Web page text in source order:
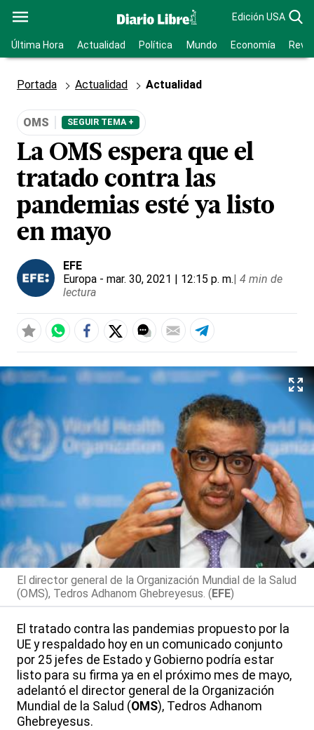
Edición USA
Última Hora Actualidad Política Mundo Economía
Portada Actualidad Actualidad
OMS SEGUIR TEMA +
La OMS espera que el
tratado contra las
pandemias esté ya listo
en mayo
EFE
Europa - mar. 30, 2021 | 12:15 p. m.| 4 min de
lectura
El director general de la Organización Mundial de la Salud
(OMS), Tedros Adhanom Ghebreyesus. (EFE)
El tratado contra las pandemias propuesto por la
UE y respaldado hoy en un comunicado conjunto
por 25 jefes de Estado y Gobierno podría estar
listo para su firma ya en el próximo mes de mayo,
adelantó el director general de la Organización
Mundial de la Salud (OMS), Tedros Adhanom
Ghebreyesus.